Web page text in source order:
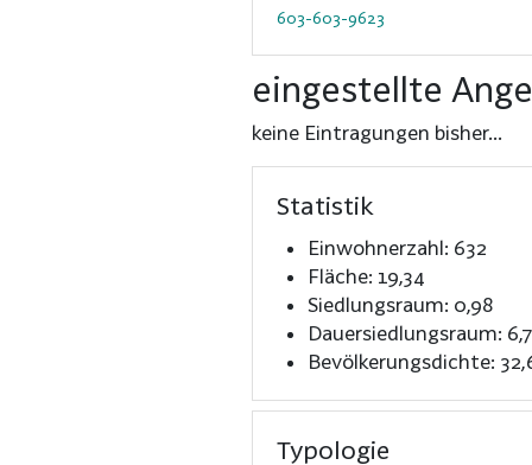
603-603-9623
eingestellte
keine Eintragungen bisher...
Statistik
Einwohnerzahl: 632
Fläche: 19,34
Siedlungsraum: 0,98
Dauersiedlungsraum:
Bevölkerungsdichte:
Typologie